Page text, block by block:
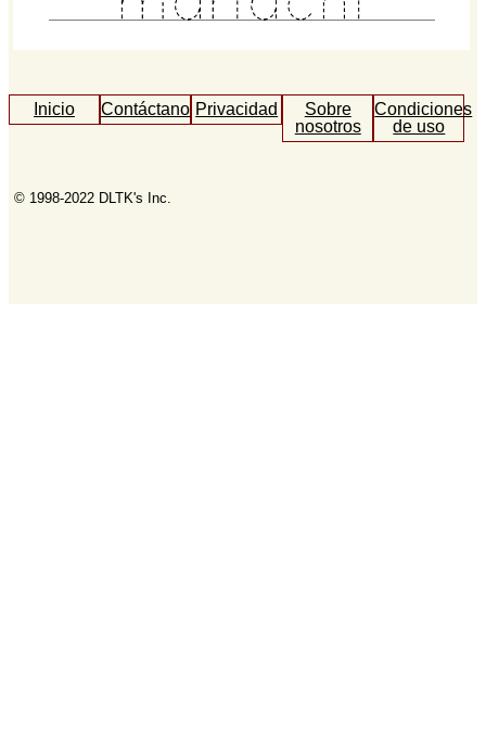
Inicio ContáctanosPrivacidad
Sobre
nosotros
Condiciones
de uso
© 1998-2022 DLTK's Inc.